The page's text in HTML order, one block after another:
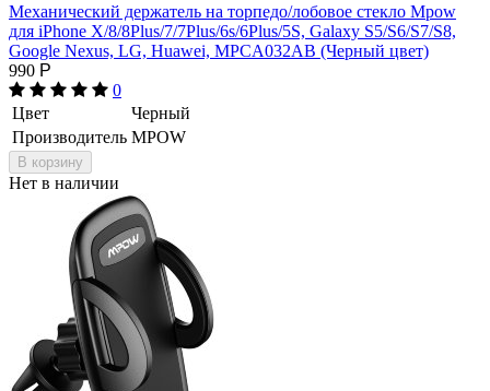
Механический держатель на торпедо/лобовое стекло Mpow
для iPhone X/8/8Plus/7/7Plus/6s/6Plus/5S, Galaxy S5/S6/S7/S8,
Google Nexus, LG, Huawei, MPCA032AB (Черный цвет)
990 Р
0
Цвет
Черный
Производитель MPOW
В корзину
Нет в наличии